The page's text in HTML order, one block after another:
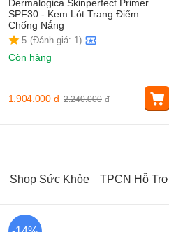
Dermalogica Skinperfect Primer
SPF30 - Kem Lót Trang Điểm
Chống Nắng
5 (Đánh giá: 1)
Còn hàng
2.240.000 đ
1.904.000 đ
Shop Sức Khỏe TPCN Hỗ Trợ